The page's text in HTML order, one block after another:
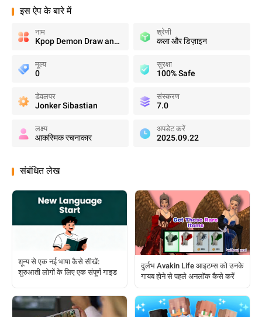
इस ऐप के बारे में
नाम
Kpop Demon Draw and Coloring
श्रेणी
कला और डिज़ाइन
मूल्य
0
सुरक्षा
100% Safe
डेवलपर
Jonker Sibastian
संस्करण
7.0
लक्ष्य
आकस्मिक रचनाकार
अपडेट करें
2025.09.22
संबंधित लेख
शून्य से एक नई भाषा कैसे सीखें:
शुरुआती लोगों के लिए एक संपूर्ण गाइड
दुर्लभ Avakin Life आइटम्स को उनके
गायब होने से पहले अनलॉक कैसे करें